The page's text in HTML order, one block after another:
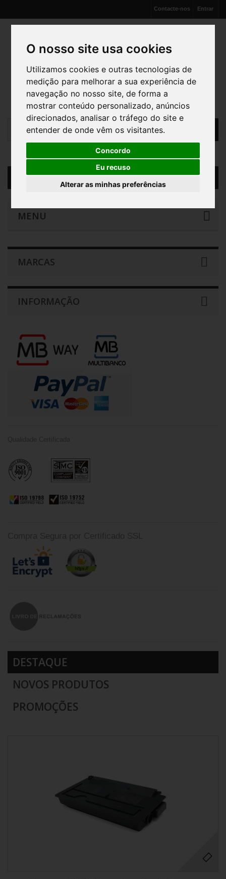
O nosso site usa cookies
Utilizamos cookies e outras tecnologias de
medição para melhorar a sua experiência de
navegação no nosso site, de forma a
mostrar conteúdo personalizado, anúncios
direcionados, analisar o tráfego do site e
entender de onde vêm os visitantes.
Concordo
Eu recuso
Alterar as minhas preferências
Entrar
Contacte-nos
Carrinho (vazio)
MENU
MARCAS
INFORMAÇÃO
DESTAQUE
NOVOS PRODUTOS
PROMOÇÕES